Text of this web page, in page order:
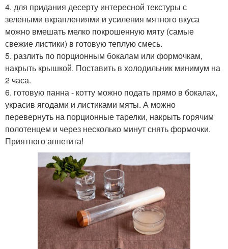
4. для придания десерту интересной текстуры с
зелеными вкраплениями и усиления мятного вкуса
можно вмешать мелко покрошенную мяту (самые
свежие листики) в готовую теплую смесь.
5. разлить по порционным бокалам или формочкам,
накрыть крышкой. Поставить в холодильник минимум на
2 часа.
6. готовую панна - котту можно подать прямо в бокалах,
украсив ягодами и листиками мяты. А можно
перевернуть на порционные тарелки, накрыть горячим
полотенцем и через несколько минут снять формочки.
Приятного аппетита!